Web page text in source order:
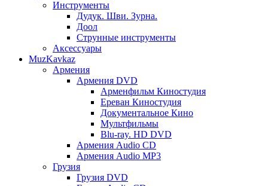
Инструменты
Дудук. Шви. Зурна.
Доол
Струнные инструменты
Аксессуары
MuzKavkaz
Армения
Армения DVD
Арменфильм Киностудия
Ереван Киностудия
Документальное Кино
Мультфильмы
Blu-ray. HD DVD
Армения Audio CD
Армения Audio MP3
Грузия
Грузия DVD